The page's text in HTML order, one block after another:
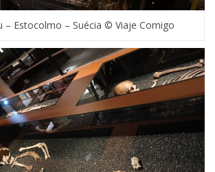
– Estocolmo – Suécia © Viaje Comigo